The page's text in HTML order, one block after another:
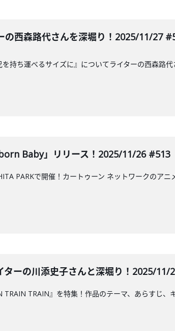
の西森路代さんを深堀り！2025/11/27
持ち運べるサイズに』についてライターの西森路代
Baby」リリース！2025/11/26 #513
PARKで開催！カートゥーン ネットワークのア
ーの川添史子さんと深堀り！2025/11/
TRAIN』を特集！作品のテーマ、あらすじ、